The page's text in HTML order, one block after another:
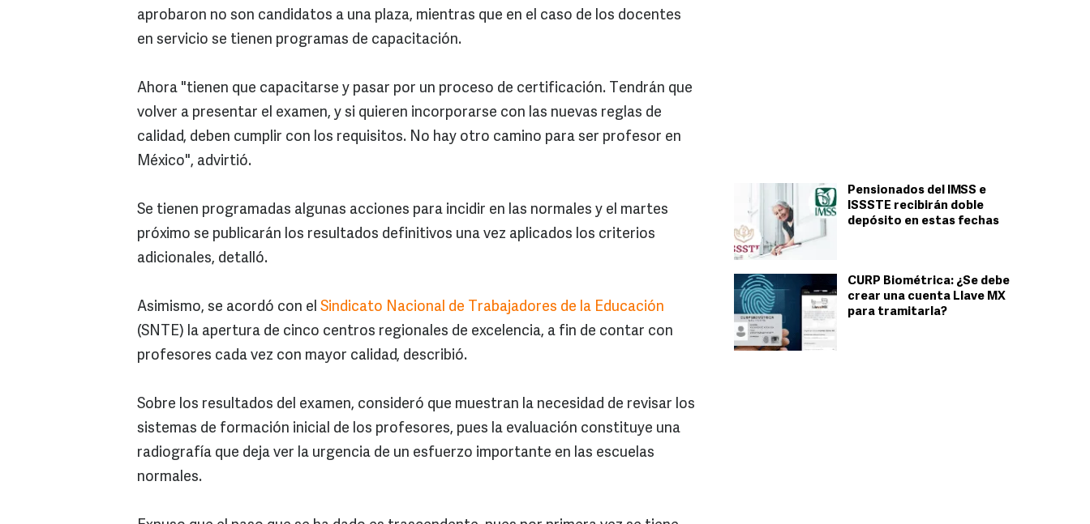
Pensionados del IMSS e
ISSSTE recibirán doble
depósito en estas fechas
CURP Biométrica: ¿Se debe
crear una cuenta Llave MX
para tramitarla?
aprobaron no son candidatos a una plaza, mientras que en el caso de los docentes
en servicio se tienen programas de capacitación.
Ahora "tienen que capacitarse y pasar por un proceso de certificación. Tendrán que
volver a presentar el examen, y si quieren incorporarse con las nuevas reglas de
calidad, deben cumplir con los requisitos. No hay otro camino para ser profesor en
México", advirtió.
Se tienen programadas algunas acciones para incidir en las normales y el martes
próximo se publicarán los resultados definitivos una vez aplicados los criterios
adicionales, detalló.
Asimismo, se acordó con el Sindicato Nacional de Trabajadores de la Educación
(SNTE) la apertura de cinco centros regionales de excelencia, a fin de contar con
profesores cada vez con mayor calidad, describió.
Sobre los resultados del examen, consideró que muestran la necesidad de revisar los
sistemas de formación inicial de los profesores, pues la evaluación constituye una
radiografía que deja ver la urgencia de un esfuerzo importante en las escuelas
normales.